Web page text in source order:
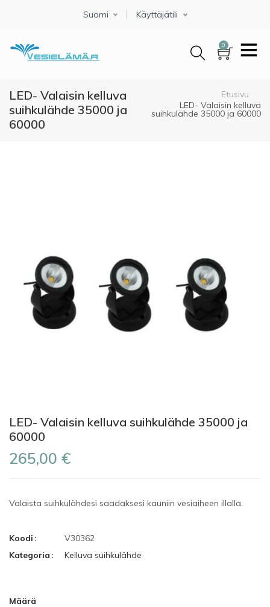
Select your language
Suomi Käyttäjätili
0
LED- Valaisin kelluva
suihkulähde 35000 ja
60000
MurupolkuEtusivu
LED- Valaisin kelluva
suihkulähde 35000 ja 60000
LED- Valaisin kelluva suihkulähde 35000 ja
60000
265,00 €
Valaista suihkulähdesi saadaksesi kauniin vesiaiheen illalla.
Koodi
V30362
Kategoria
Kelluva suihkulähde
Määrä